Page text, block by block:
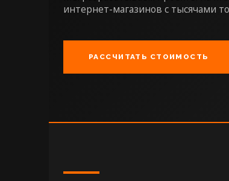
интернет-магазинов с тысячами
РАССЧИТАТЬ СТОИМОСТЬ